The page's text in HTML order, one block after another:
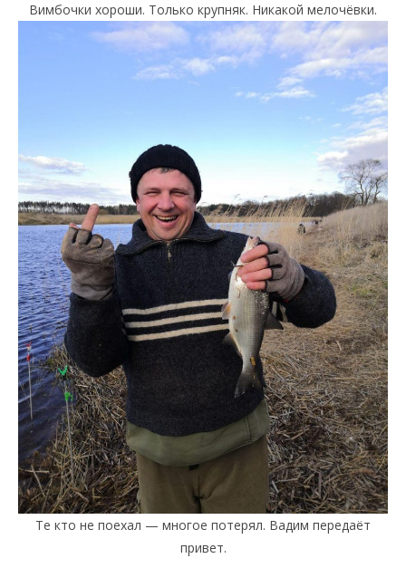
Вимбочки хороши. Только крупняк. Никакой мелочёвки.
Те кто не поехал — многое потерял. Вадим передаёт
привет.